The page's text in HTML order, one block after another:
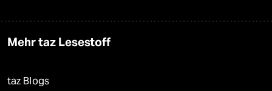
Mehr taz Lesestoff
taz Blogs